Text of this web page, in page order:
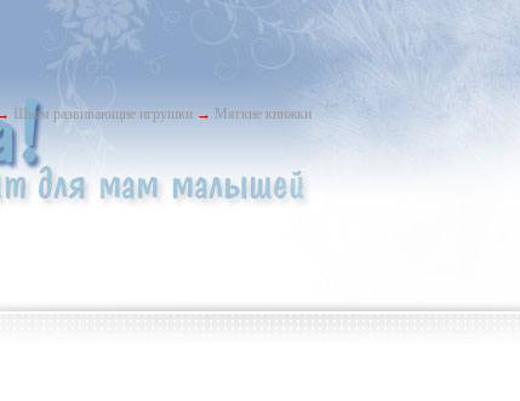
Шьем развивающие игрушки → Мягкие книжки